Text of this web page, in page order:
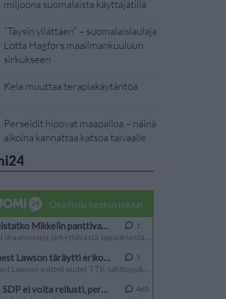
miljoona suomalaista käyttäjätiliä
”Täysin yllättäen” – suomalaislaulaja
Lotta Hagfors maailmankuuluun
sirkukseen
Kela muuttaa terapiakäytäntöä
Perseidit hipovat maapalloa – näinä
aikoina kannattaa katsoa taivaalle